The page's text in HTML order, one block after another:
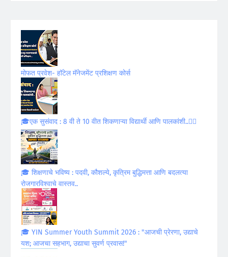
मोफत प्रवेश- हॉटेल मॅनेजमेंट प्रशिक्षण कोर्स
🎓एक सुसंवाद : 8 वी ते 10 वीत शिकणाऱ्या विद्यार्थी आणि पालकांशी..✍🏻
🎓 शिक्षणाचे भविष्य : पदवी, कौशल्ये, कृत्रिम बुद्धिमत्ता आणि बदलत्या
रोजगारविश्वाचे वास्तव..
🎓 YIN Summer Youth Summit 2026 : "आजची प्रेरणा, उद्याचे
यश; आजचा सहभाग, उद्याचा सुवर्ण प्रवास!"